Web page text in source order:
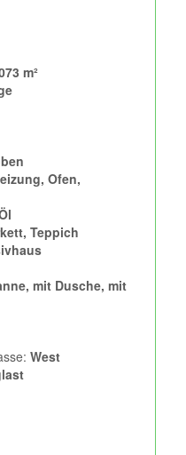
m²
Ofen,
Teppich
mit Dusche, mit
West